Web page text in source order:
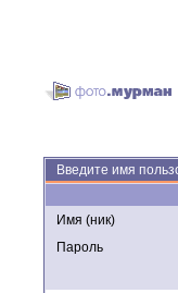
Введите имя
Имя (ник)
Пароль